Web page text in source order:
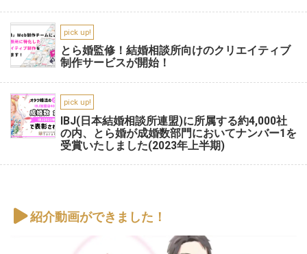
pick up!
とら婚監修！結婚相談所向けのクリエイティブ
制作サービスが開始！
pick up!
IBJ(日本結婚相談所連盟)に所属する約4,000社
の内、とら婚が成婚数部門においてナンバー1を
受賞いたしました(2023年上半期)
紹介動画ができました！